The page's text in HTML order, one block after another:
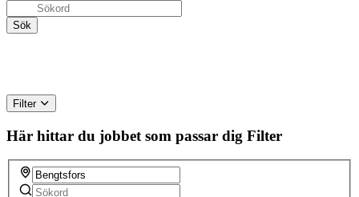
Filter
Här hittar du jobbet som passar dig Filter